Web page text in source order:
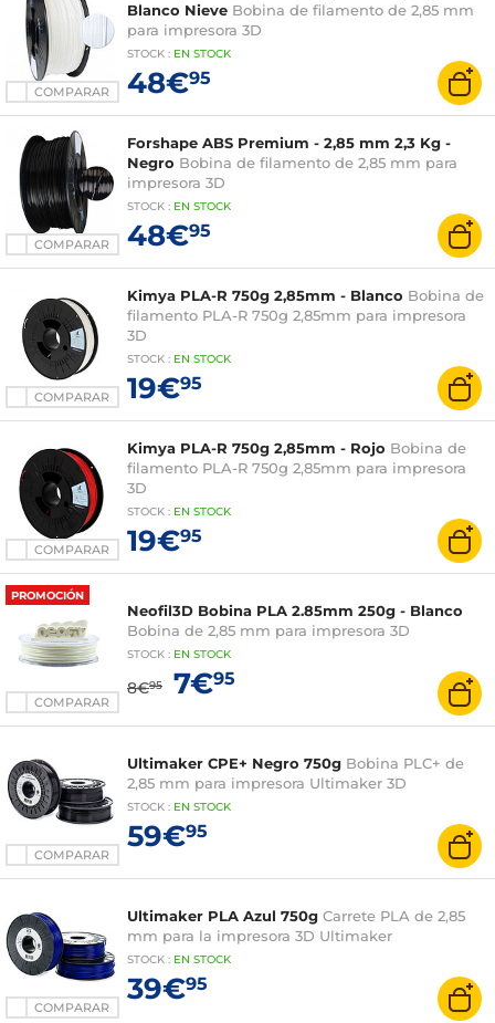
COMPARAR
Blanco Nieve Bobina de filamento de 2,85 mm
para impresora 3D
STOCK : EN STOCK
48€95
COMPARAR
Forshape ABS Premium - 2,85 mm 2,3 Kg -
Negro Bobina de filamento de 2,85 mm para
impresora 3D
STOCK : EN STOCK
48€95
COMPARAR
Kimya PLA-R 750g 2,85mm - Blanco Bobina de
filamento PLA-R 750g 2,85mm para impresora
3D
STOCK : EN STOCK
19€95
COMPARAR
Kimya PLA-R 750g 2,85mm - Rojo Bobina de
filamento PLA-R 750g 2,85mm para impresora
3D
STOCK : EN STOCK
19€95
PROMOCIÓN
COMPARAR
Neofil3D Bobina PLA 2.85mm 250g - Blanco
Bobina de 2,85 mm para impresora 3D
STOCK : EN STOCK
8€95 7€95
COMPARAR
Ultimaker CPE+ Negro 750g Bobina PLC+ de
2,85 mm para impresora Ultimaker 3D
STOCK : EN STOCK
59€95
COMPARAR
Ultimaker PLA Azul 750g Carrete PLA de 2,85
mm para la impresora 3D Ultimaker
STOCK : EN STOCK
39€95